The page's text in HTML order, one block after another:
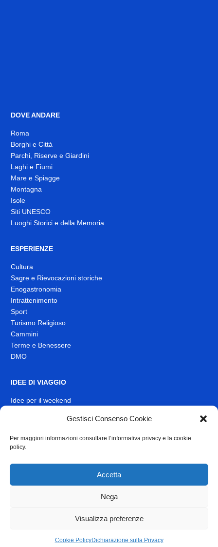
Gestisci Consenso Cookie
Per maggiori informazioni consultare l’informativa privacy e la cookie
policy.
Accetta
Nega
Visualizza preferenze
Cookie PolicyDichiarazione sulla Privacy
DOVE ANDARE
Roma
Borghi e Città
Parchi, Riserve e Giardini
Laghi e Fiumi
Mare e Spiagge
Montagna
Isole
Siti UNESCO
Luoghi Storici e della Memoria
ESPERIENZE
Cultura
Sagre e Rievocazioni storiche
Enogastronomia
Intrattenimento
Sport
Turismo Religioso
Cammini
Terme e Benessere
DMO
IDEE DI VIAGGIO
Idee per il weekend
INFO
News
Link Utili